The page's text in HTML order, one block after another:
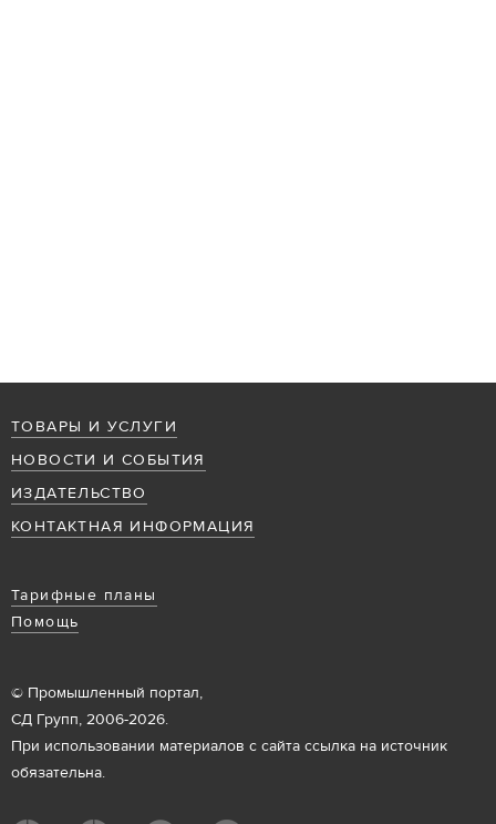
ТОВАРЫ И УСЛУГИ
НОВОСТИ И СОБЫТИЯ
ИЗДАТЕЛЬСТВО
КОНТАКТНАЯ ИНФОРМАЦИЯ
Тарифные планы
Помощь
© Промышленный портал,
СД Групп, 2006-2026.
При использовании материалов с сайта ссылка на источник
обязательна.